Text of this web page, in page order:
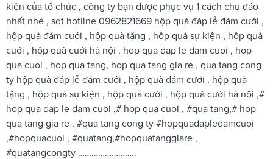
kiện của tổ chức , công ty bạn được phục vụ 1 cách chu đáo
nhất nhé , sdt hotline 0962821669 hộp quà đáp lễ đám cưới ,
hộp quà đám cưới , hộp quà tặng , hộp quà sự kiện , hộp quà
cưới , hộp quà cưới hà nội , hop qua dap le dam cuoi , hop
qua cuoi , hop qua tang, hop qua tang gia re , qua tang cong
ty hộp quà đáp lễ đám cưới , hộp quà đám cưới , hộp quà
tặng , hộp quà sự kiện , hộp quà cưới , hộp quà cưới hà nội ,#
hop qua dap le dam cuoi ,# hop qua cuoi , #qua tang,# hop
qua tang gia re , #qua tang cong ty #hopquadapledamcuoi
,#hopquacuoi , #quatang,#hopquatanggiare ,
#quatangcongty ……………………..